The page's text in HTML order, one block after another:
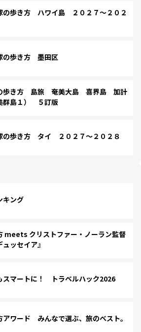
歩き方 ハワイ島 ２０２７～２０２
の歩き方 墨田区
歩き方 島旅 奄美大島 喜界島 加計
群島１） ５訂版
の歩き方 タイ ２０２７～２０２８
キング
meets クリストファー・ノーラン監督
ッセイア』
スマートに！ トラベルハック2026
アワード みんなで選ぶ、旅のベスト。